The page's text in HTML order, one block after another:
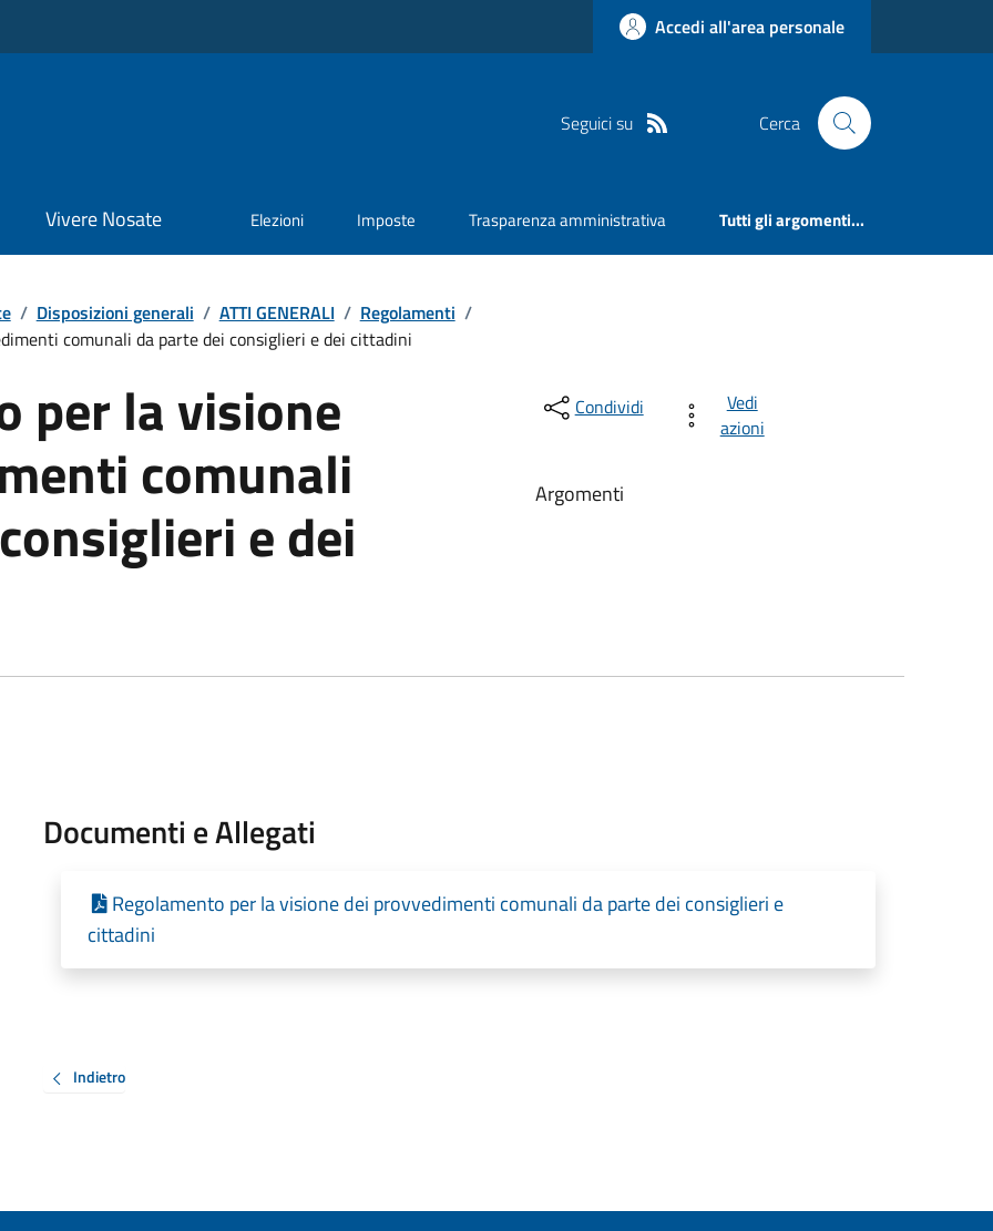
Accedi all'area personale
Seguici su Cerca
Vivere Nosate Elezioni Imposte Trasparenza amministrativa Tutti gli argomenti...
/ Disposizioni generali / ATTI GENERALI / Regolamenti /
comunali da parte dei consiglieri e dei cittadini
per la visione
comunali
e dei
Condividi
Vedi
azioni
Argomenti
Documenti e Allegati
Regolamento per la visione dei provvedimenti comunali da parte dei consiglieri e
cittadini
Indietro